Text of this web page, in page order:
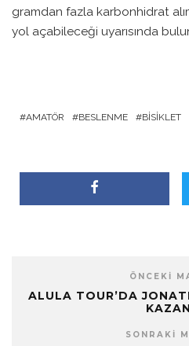
gramdan fazla karbonhidrat
yol açabileceği uyarısında
AMATÖR BESLENME BISIKLET
ÖNCEKI
ALULA TOUR’DA
SONRAKI